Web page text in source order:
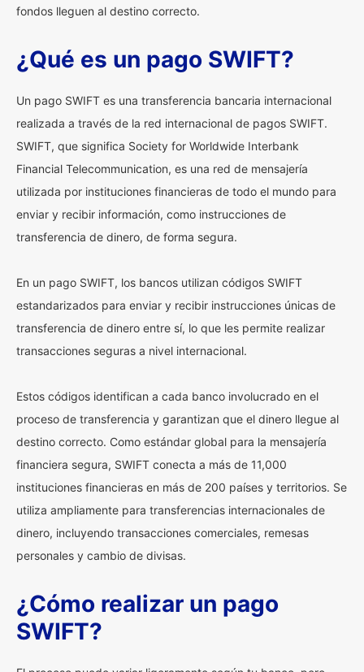
fondos lleguen al destino correcto.
¿Qué es un pago SWIFT?
Un pago SWIFT es una transferencia bancaria internacional
realizada a través de la red internacional de pagos SWIFT.
SWIFT, que significa Society for Worldwide Interbank
Financial Telecommunication, es una red de mensajería
utilizada por instituciones financieras de todo el mundo para
enviar y recibir información, como instrucciones de
transferencia de dinero, de forma segura.
En un pago SWIFT, los bancos utilizan códigos SWIFT
estandarizados para enviar y recibir instrucciones únicas de
transferencia de dinero entre sí, lo que les permite realizar
transacciones seguras a nivel internacional.
Estos códigos identifican a cada banco involucrado en el
proceso de transferencia y garantizan que el dinero llegue al
destino correcto. Como estándar global para la mensajería
financiera segura, SWIFT conecta a más de 11,000
instituciones financieras en más de 200 países y territorios. Se
utiliza ampliamente para transferencias internacionales de
dinero, incluyendo transacciones comerciales, remesas
personales y cambio de divisas.
¿Cómo realizar un pago
SWIFT?